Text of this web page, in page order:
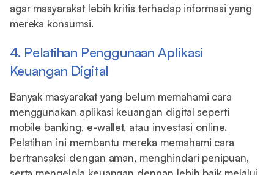
agar masyarakat lebih kritis terhadap informasi yang
mereka konsumsi.
4. Pelatihan Penggunaan Aplikasi
Keuangan Digital
Banyak masyarakat yang belum memahami cara
menggunakan aplikasi keuangan digital seperti
mobile banking, e-wallet, atau investasi online.
Pelatihan ini membantu mereka memahami cara
bertransaksi dengan aman, menghindari penipuan,